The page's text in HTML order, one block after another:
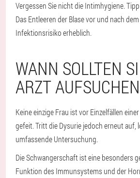
Vergessen Sie nicht die Intimhygiene.
Das Entleeren der Blase vor und nach
Infektionsrisiko erheblich.
WANN SOLLTEN
ARZT
Keine einzige Frau ist vor Einzelfällen
gefeit. Tritt die Dysurie jedoch erneut auf,
umfassende Untersuchung.
Die Schwangerschaft ist eine besonders
Funktion des Immunsystems und der